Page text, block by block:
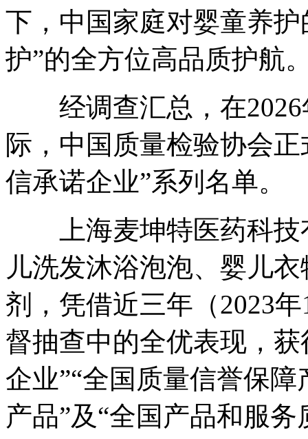
下，中国家庭对婴童养
护”的全方位高品质护航
经调查汇总，在2026
际，中国质量检验协会
信承诺企业”系列名单。
上海麦坤特医药科技
儿洗发沐浴泡泡、婴儿
剂，凭借近三年（2023
督抽查中的全优表现，
企业”“全国质量信誉保
产品”及“全国产品和服